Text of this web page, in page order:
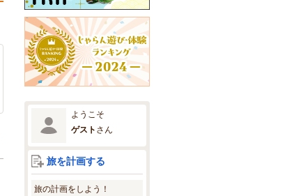
ようこそ
ゲスト さん
旅を計画する
旅の計画をしよう！